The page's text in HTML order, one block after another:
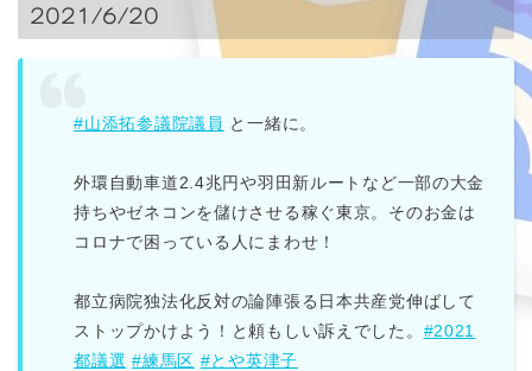
2021/6/20
#山添拓参議院議員 と一緒に。
外環自動車道2.4兆円や羽田新ルートなど一部の大金
持ちやゼネコンを儲けさせる稼ぐ東京。そのお金は
コロナで困っている人にまわせ！
都立病院独法化反対の論陣張る日本共産党伸ばして
ストップかけよう！と頼もしい訴えでした。 #2021
都議選 #練馬区 #とや英津子